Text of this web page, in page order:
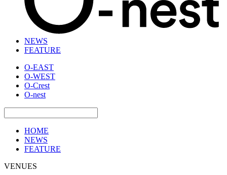
NEWS
FEATURE
O-EAST
O-WEST
O-Crest
O-nest
HOME
NEWS
FEATURE
VENUES